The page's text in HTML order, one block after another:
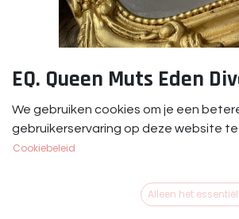
EQ. Queen Muts Eden
Kleuren
EQ. Queen Muts Eden
We gebruiken cookies om je een
gebruikerservaring op deze website
Cookiebeleid
Alleen het